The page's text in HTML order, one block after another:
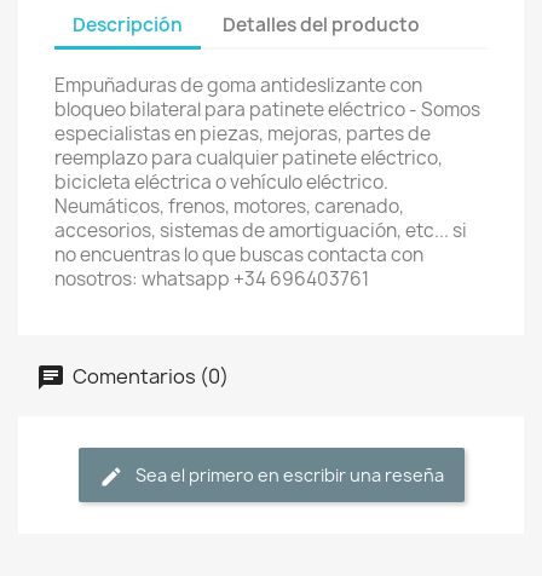
Descripción Detalles del producto
Empuñaduras de goma antideslizante con
bloqueo bilateral para patinete eléctrico - Somos
especialistas en piezas, mejoras, partes de
reemplazo para cualquier patinete eléctrico,
bicicleta eléctrica o vehículo eléctrico.
Neumáticos, frenos, motores, carenado,
accesorios, sistemas de amortiguación, etc... si
no encuentras lo que buscas contacta con
nosotros: whatsapp +34 696403761
Comentarios (0)
Sea el primero en escribir una reseña